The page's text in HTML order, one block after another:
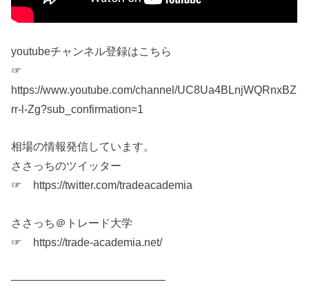
youtubeチャンネル登録はこちら
☞
https://www.youtube.com/channel/UC8Ua4BLnjWQRnxBZ
rr-l-Zg?sub_confirmation=1
相場の情報発信しています。
ささっちのツイッター
☞ https://twitter.com/tradeacademia
ささっち＠トレード大学
☞ https://trade-academia.net/
——————————————